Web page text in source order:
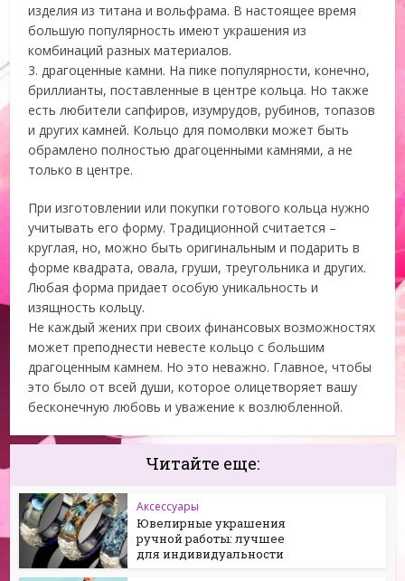
изделия из титана и вольфрама. В настоящее время
большую популярность имеют украшения из
комбинаций разных материалов.
3. драгоценные камни. На пике популярности, конечно,
бриллианты, поставленные в центре кольца. Но также
есть любители сапфиров, изумрудов, рубинов, топазов
и других камней. Кольцо для помолвки может быть
обрамлено полностью драгоценными камнями, а не
только в центре.
При изготовлении или покупки готового кольца нужно
учитывать его форму. Традиционной считается –
круглая, но, можно быть оригинальным и подарить в
форме квадрата, овала, груши, треугольника и других.
Любая форма придает особую уникальность и
изящность кольцу.
Не каждый жених при своих финансовых возможностях
может преподнести невесте кольцо с большим
драгоценным камнем. Но это неважно. Главное, чтобы
это было от всей души, которое олицетворяет вашу
бесконечную любовь и уважение к возлюбленной.
Читайте еще:
Аксессуары
Ювелирные украшения
ручной работы: лучшее
для индивидуальности